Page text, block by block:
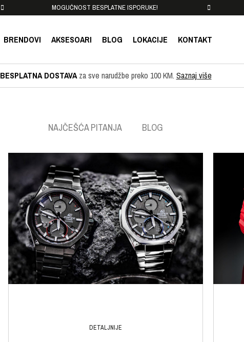
MOGUĆNOST BESPLATNE ISPORUKE!
BRENDOVI AKSESOARI BLOG LOKACIJE KONTAKT
BESPLATNA DOSTAVAza sve narudžbe preko 100 KM. Saznaj više
NAJČEŠĆA PITANJA BLOG
DETALJNIJE